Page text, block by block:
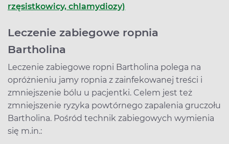
rzęsistkowicy, chlamydiozy)
Leczenie zabiegowe ropnia
Bartholina
Leczenie zabiegowe ropni Bartholina polega na
opróżnieniu jamy ropnia z zainfekowanej treści i
zmniejszenie bólu u pacjentki. Celem jest też
zmniejszenie ryzyka powtórnego zapalenia gruczołu
Bartholina. Pośród technik zabiegowych wymienia
się m.in.: